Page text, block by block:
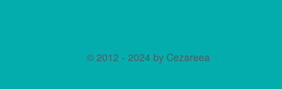
© 2012 - 2024 by Cezareea